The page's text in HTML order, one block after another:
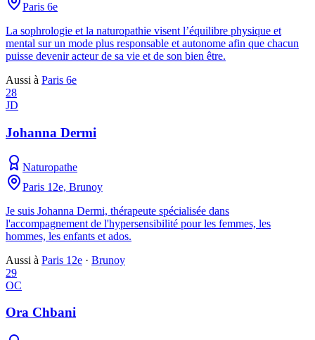
Paris 6e
La sophrologie et la naturopathie visent l’équilibre physique et
mental sur un mode plus responsable et autonome afin que chacun
puisse devenir acteur de sa vie et de son bien être.
Aussi à Paris 6e
28
JD
Johanna Dermi
Naturopathe
Paris 12e, Brunoy
Je suis Johanna Dermi, thérapeute spécialisée dans
l'accompagnement de l'hypersensibilité pour les femmes, les
hommes, les enfants et ados.
Aussi à Paris 12e · Brunoy
29
OC
Ora Chbani